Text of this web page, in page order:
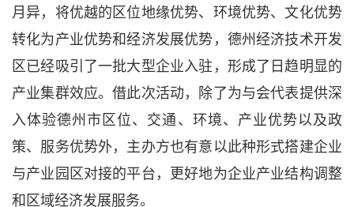
月异，将优越的区位地缘优势、环境优势、文化优势
转化为产业优势和经济发展优势，德州经济技术开发
区已经吸引了一批大型企业入驻，形成了日趋明显的
产业集群效应。借此次活动，除了为与会代表提供深
入体验德州市区位、交通、环境、产业优势以及政
策、服务优势外，主办方也有意以此种形式搭建企业
与产业园区对接的平台，更好地为企业产业结构调整
和区域经济发展服务。